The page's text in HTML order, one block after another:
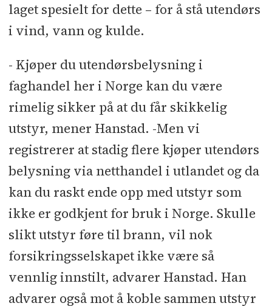
laget spesielt for dette – for å stå utendørs
i vind, vann og kulde.
- Kjøper du utendørsbelysning i
faghandel her i Norge kan du være
rimelig sikker på at du får skikkelig
utstyr, mener Hanstad. -Men vi
registrerer at stadig flere kjøper utendørs
belysning via netthandel i utlandet og da
kan du raskt ende opp med utstyr som
ikke er godkjent for bruk i Norge. Skulle
slikt utstyr føre til brann, vil nok
forsikringsselskapet ikke være så
vennlig innstilt, advarer Hanstad. Han
advarer også mot å koble sammen utstyr